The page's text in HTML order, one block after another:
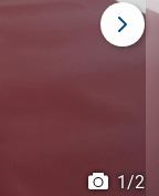
1/2